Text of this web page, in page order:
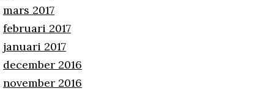
mars 2017
februari 2017
januari 2017
december 2016
november 2016